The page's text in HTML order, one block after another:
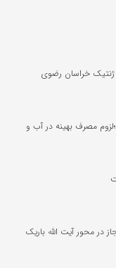
ژنتیک خراسان رضوی
مصرف بهینه در آب و
در محور آیت الله باریک